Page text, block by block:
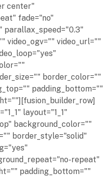
center"
fade="no"
parallax_speed="0.3"
video_ogv="" video_url=""
border_color=""
padding_bottom=""
layout="1_1"
background_color=""
border_style="solid"
repeat"
padding_bottom=""